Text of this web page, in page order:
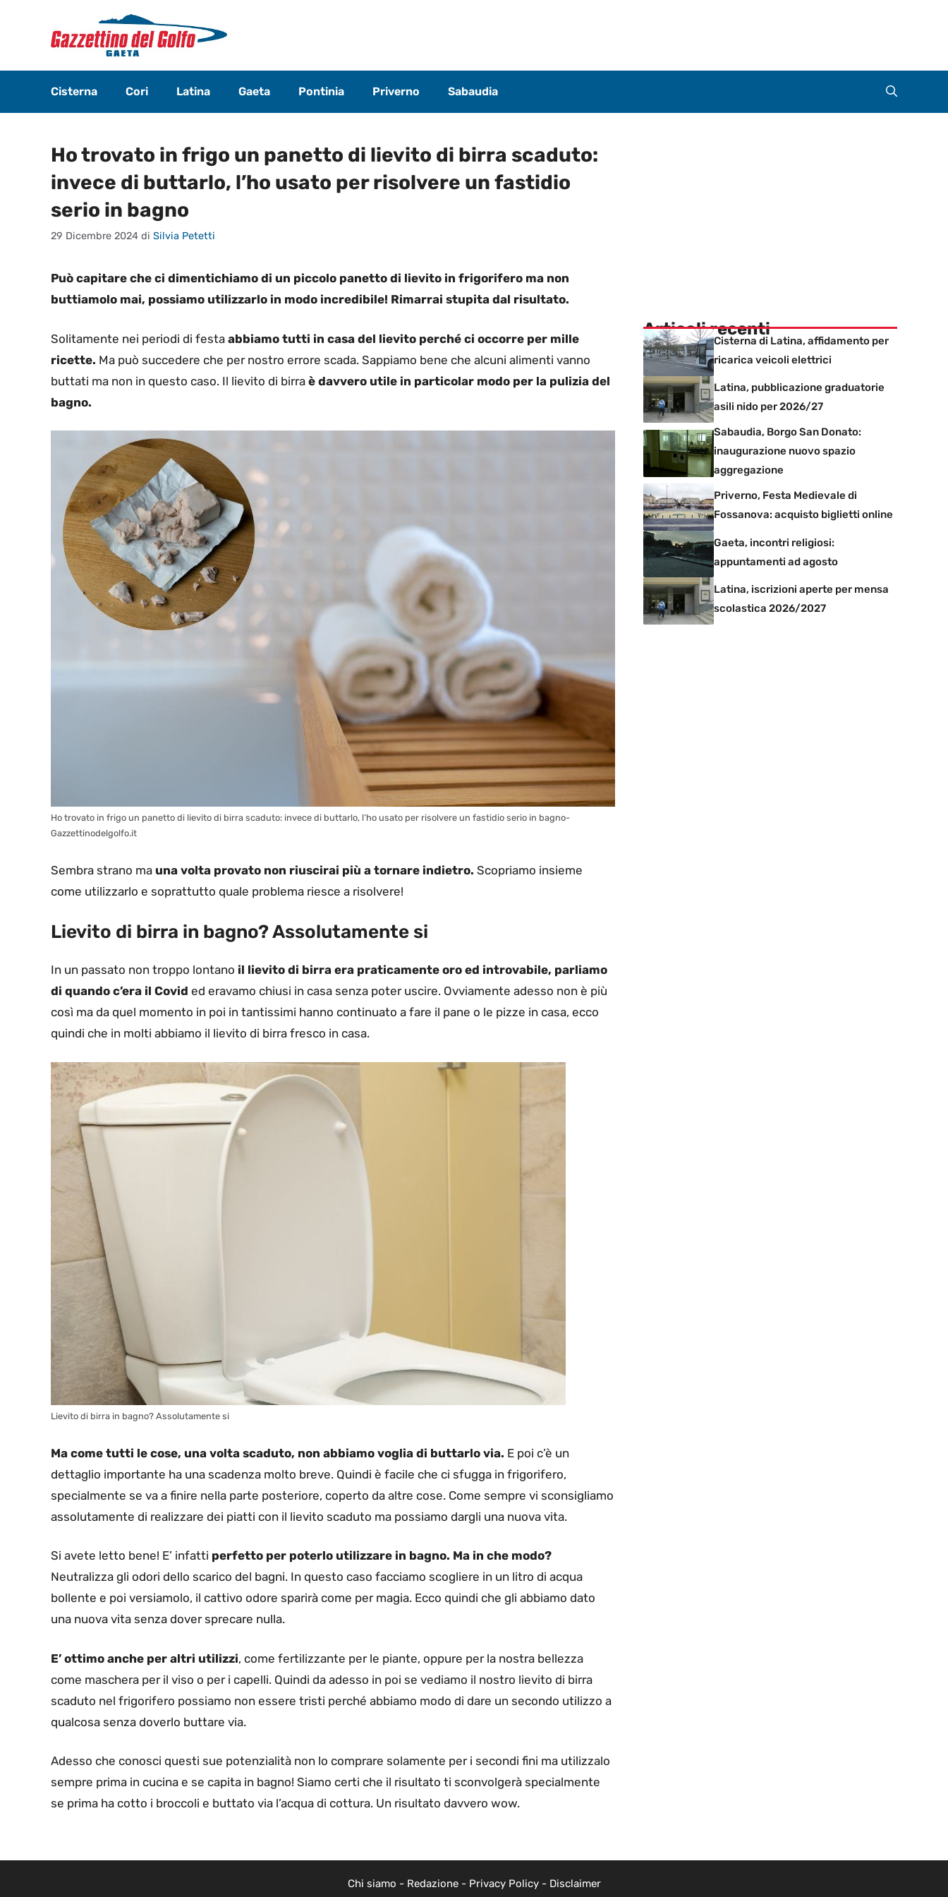
contenuto
Cisterna Cori Latina Gaeta Pontinia Priverno Sabaudia
Ho trovato in frigo un panetto di lievito di birra scaduto:
invece di buttarlo, l’ho usato per risolvere un fastidio
serio in bagno
29 Dicembre 2024 di Silvia Petetti
Può capitare che ci dimentichiamo di un piccolo panetto di lievito in frigorifero ma non
buttiamolo mai, possiamo utilizzarlo in modo incredibile! Rimarrai stupita dal risultato.
Solitamente nei periodi di festa abbiamo tutti in casa del lievito perché ci occorre per mille
ricette. Ma può succedere che per nostro errore scada. Sappiamo bene che alcuni alimenti vanno
buttati ma non in questo caso. Il lievito di birra è davvero utile in particolar modo per la pulizia del
bagno.
Ho trovato in frigo un panetto di lievito di birra scaduto: invece di buttarlo, l’ho usato per risolvere un fastidio serio in bagno-
Gazzettinodelgolfo.it
Sembra strano ma una volta provato non riuscirai più a tornare indietro. Scopriamo insieme
come utilizzarlo e soprattutto quale problema riesce a risolvere!
Lievito di birra in bagno? Assolutamente si
In un passato non troppo lontano il lievito di birra era praticamente oro ed introvabile, parliamo
di quando c’era il Covid ed eravamo chiusi in casa senza poter uscire. Ovviamente adesso non è più
così ma da quel momento in poi in tantissimi hanno continuato a fare il pane o le pizze in casa, ecco
quindi che in molti abbiamo il lievito di birra fresco in casa.
Lievito di birra in bagno? Assolutamente si
Ma come tutti le cose, una volta scaduto, non abbiamo voglia di buttarlo via. E poi c’è un
dettaglio importante ha una scadenza molto breve. Quindi è facile che ci sfugga in frigorifero,
specialmente se va a finire nella parte posteriore, coperto da altre cose. Come sempre vi sconsigliamo
assolutamente di realizzare dei piatti con il lievito scaduto ma possiamo dargli una nuova vita.
Si avete letto bene! E’ infatti perfetto per poterlo utilizzare in bagno. Ma in che modo?
Neutralizza gli odori dello scarico del bagni. In questo caso facciamo scogliere in un litro di acqua
bollente e poi versiamolo, il cattivo odore sparirà come per magia. Ecco quindi che gli abbiamo dato
una nuova vita senza dover sprecare nulla.
E’ ottimo anche per altri utilizzi, come fertilizzante per le piante, oppure per la nostra bellezza
come maschera per il viso o per i capelli. Quindi da adesso in poi se vediamo il nostro lievito di birra
scaduto nel frigorifero possiamo non essere tristi perché abbiamo modo di dare un secondo utilizzo a
qualcosa senza doverlo buttare via.
Adesso che conosci questi sue potenzialità non lo comprare solamente per i secondi fini ma utilizzalo
sempre prima in cucina e se capita in bagno! Siamo certi che il risultato ti sconvolgerà specialmente
se prima ha cotto i broccoli e buttato via l’acqua di cottura. Un risultato davvero wow.
Articoli recenti
Cisterna di Latina, affidamento per
ricarica veicoli elettrici
Latina, pubblicazione graduatorie
asili nido per 2026/27
Sabaudia, Borgo San Donato:
inaugurazione nuovo spazio
aggregazione
Priverno, Festa Medievale di
Fossanova: acquisto biglietti online
Gaeta, incontri religiosi:
appuntamenti ad agosto
Latina, iscrizioni aperte per mensa
scolastica 2026/2027
Chi siamo - Redazione- Privacy Policy- Disclaimer